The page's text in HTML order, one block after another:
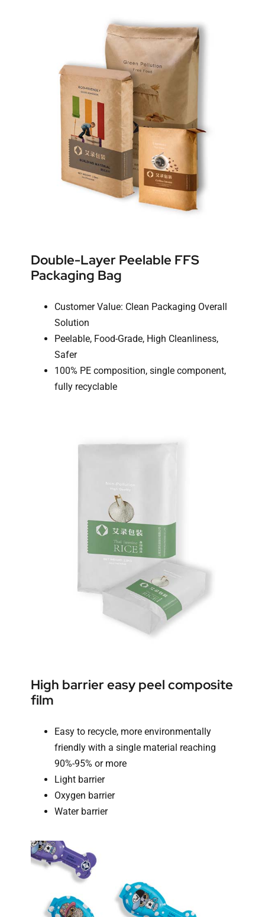
Double-Layer Peelable FFS
Packaging Bag
Customer Value: Clean Packaging Overall
Solution
Peelable, Food-Grade, High Cleanliness,
Safer
100% PE composition, single component,
fully recyclable
High barrier easy peel composite
film
Easy to recycle, more environmentally
friendly with a single material reaching
90%-95% or more
Light barrier
Oxygen barrier
Water barrier